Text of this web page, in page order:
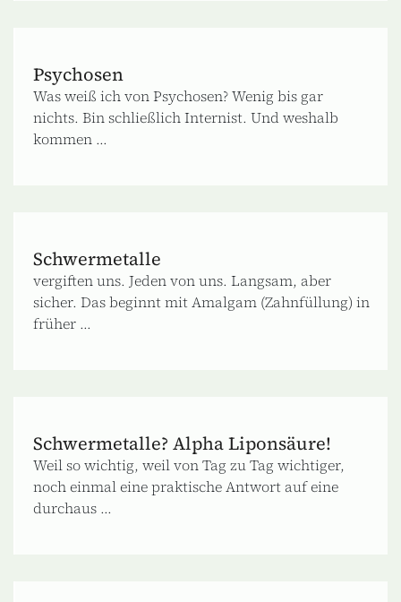
Psychosen
Was weiß ich von Psychosen? Wenig bis gar
nichts. Bin schließlich Internist. Und weshalb
kommen ...
Schwermetalle
vergiften uns. Jeden von uns. Langsam, aber
sicher. Das beginnt mit Amalgam (Zahnfüllung) in
früher ...
Schwermetalle? Alpha Liponsäure!
Weil so wichtig, weil von Tag zu Tag wichtiger,
noch einmal eine praktische Antwort auf eine
durchaus ...